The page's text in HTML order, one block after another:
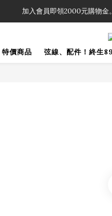
」單筆購買弦線、配件滿$999（
加入會員即領2000元購物金
」單筆購買弦線、配件滿$999（
特價商品
弦線、配件！終生